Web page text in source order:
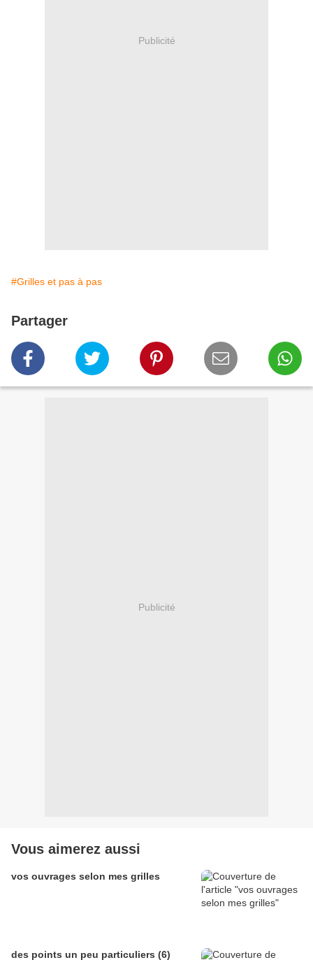
Publicité
#Grilles et pas à pas
Partager
Publicité
Vous aimerez aussi
vos ouvrages selon mes grilles
des points un peu particuliers (6)